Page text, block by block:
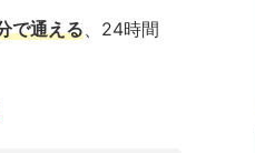
で通える、24時間